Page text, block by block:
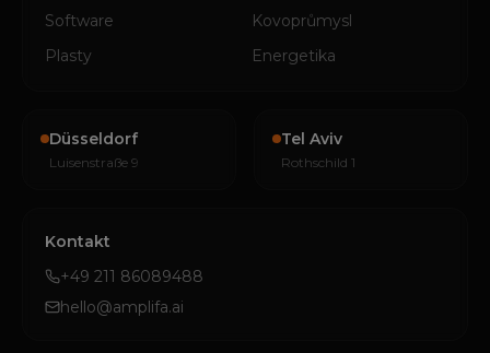
Software
Kovoprůmysl
Plasty
Energetika
Düsseldorf
Luisenstraße 9
Tel Aviv
Rothschild 1
Kontakt
+49 211 86089488
hello@amplifa.ai